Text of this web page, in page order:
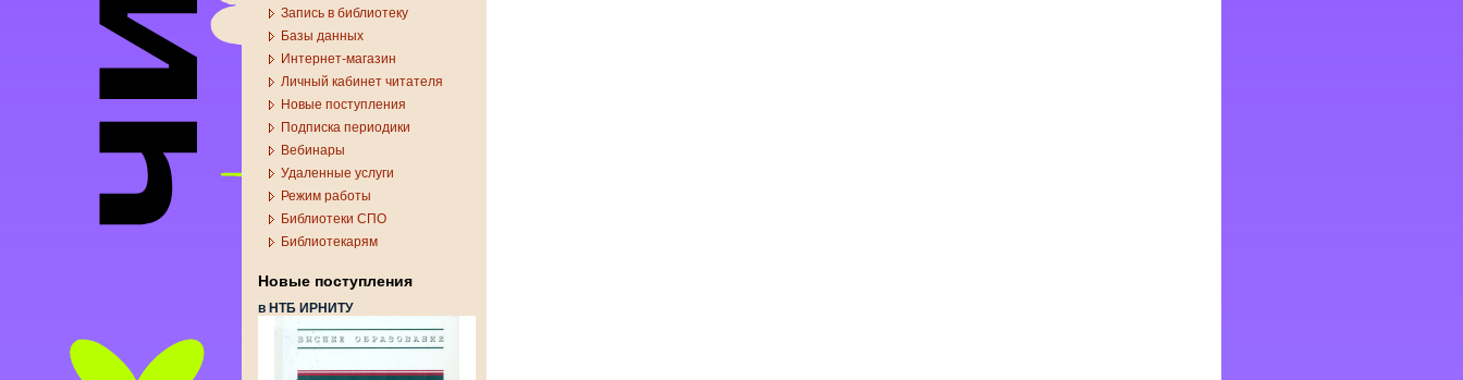
Запись в библиотеку
Базы данных
Интернет-магазин
Личный кабинет читателя
Новые поступления
Подписка периодики
Вебинары
Удаленные услуги
Режим работы
Библиотеки СПО
Библиотекарям
Новые поступления
в НТБ ИРНИТУ